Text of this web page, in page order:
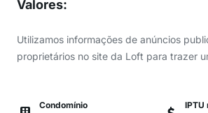
Valores:
Utilizamos informações de anúncios
proprietários no site da Loft para trazer
Condomínio
IPTU